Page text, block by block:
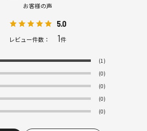
お客様の声
5.0
レビュー件数： 1件
(1)
(0)
(0)
(0)
(0)